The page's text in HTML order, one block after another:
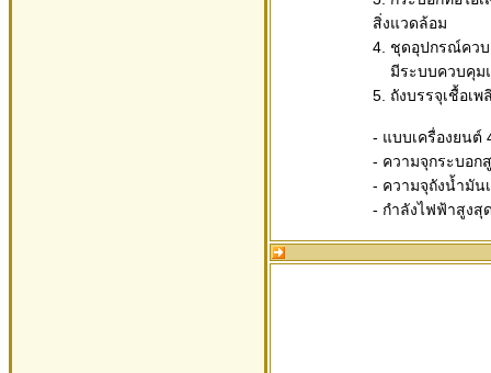
สิ่งแวดล้อม
4. ชุดอุปกรณ์คว
มีระบบควบคุมแ
5. ถังบรรจุเชื้อเ
- แบบเครื่องยนต์
- ความจุกระบอก
- ความจุถังน้ำมัน
- กำลังไฟฟ้าสูงสุ